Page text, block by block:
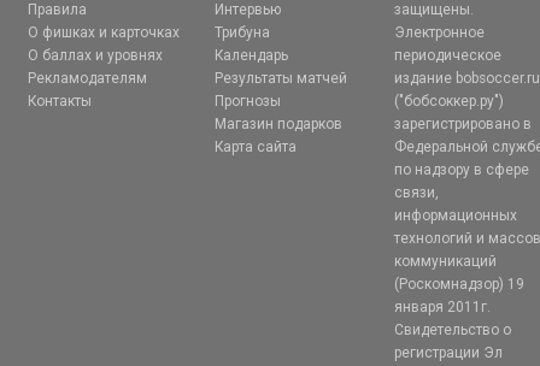
Правила
О фишках и карточках
О баллах и уровнях
Рекламодателям
Контакты
Интервью
Трибуна
Календарь
Результаты матчей
Прогнозы
Магазин подарков
Карта сайта
защищены.
Электронное
периодическое
издание bobsoccer.ru
("бобсоккер.ру")
зарегистрировано в
Федеральной
по надзору в сфере
связи,
информационных
технологий и
коммуникаций
(Роскомнадзор) 19
января 2011г.
Свидетельство о
регистрации Эл